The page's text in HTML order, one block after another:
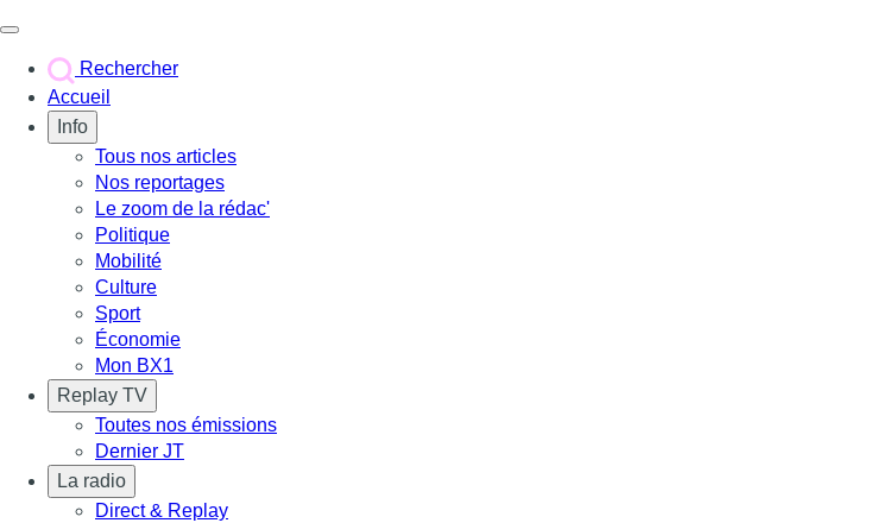
Rechercher
Accueil
Info
Tous nos articles
Nos reportages
Le zoom de la rédac'
Politique
Mobilité
Culture
Sport
Économie
Mon BX1
Replay TV
Toutes nos émissions
Dernier JT
La radio
Direct & Replay